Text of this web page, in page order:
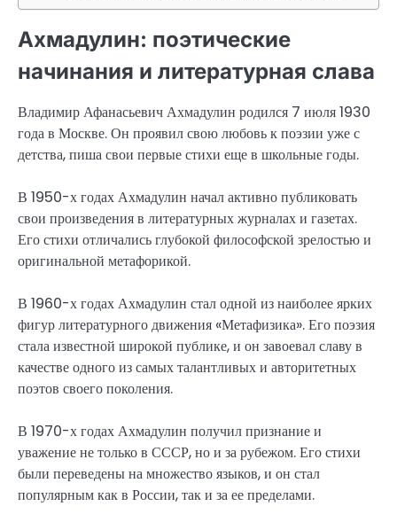
Ахмадулин: поэтические
начинания и литературная слава
Владимир Афанасьевич Ахмадулин родился 7 июля 1930
года в Москве. Он проявил свою любовь к поэзии уже с
детства, пиша свои первые стихи еще в школьные годы.
В 1950-х годах Ахмадулин начал активно публиковать
свои произведения в литературных журналах и газетах.
Его стихи отличались глубокой философской зрелостью и
оригинальной метафорикой.
В 1960-х годах Ахмадулин стал одной из наиболее ярких
фигур литературного движения «Метафизика». Его поэзия
стала известной широкой публике, и он завоевал славу в
качестве одного из самых талантливых и авторитетных
поэтов своего поколения.
В 1970-х годах Ахмадулин получил признание и
уважение не только в СССР, но и за рубежом. Его стихи
были переведены на множество языков, и он стал
популярным как в России, так и за ее пределами.